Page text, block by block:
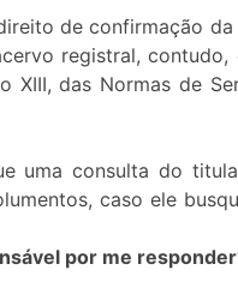
de confirmação
registral,
XIII, das Normas de
uma consulta do
caso ele
por me